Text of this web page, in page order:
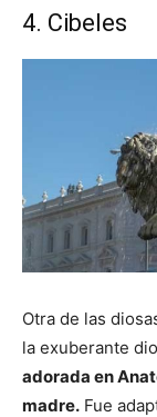
4. Cibeles
Otra de las
la exuberante
adorada en
madre. Fue